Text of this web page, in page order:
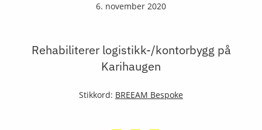
6. november 2020
Rehabiliterer logistikk-/kontorbygg på
Karihaugen
Stikkord: BREEAM Bespoke